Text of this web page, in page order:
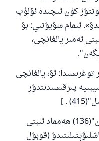
كۈن ئىچىدە ئۆلۈپ
ئىمام سۇيۇتىي: بۇ
ئەمىر يالغانچى،
ئۇ، يالغانچى
پىرقىسىدىندۇر
. ]
نىسائىي "ئەززۇئەپا ۋەل مەترۇكىين"(136) ھەمماد ئىبنى
(قوبۇل